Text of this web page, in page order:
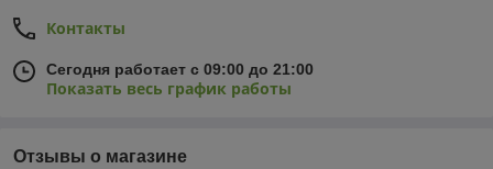
Контакты
Сегодня работает с 09:00 до 21:00
Показать весь график работы
Отзывы о магазине